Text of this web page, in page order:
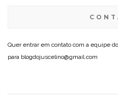
Quer entrar em contato com a equipe
para blogdojuscelino@gmail.com